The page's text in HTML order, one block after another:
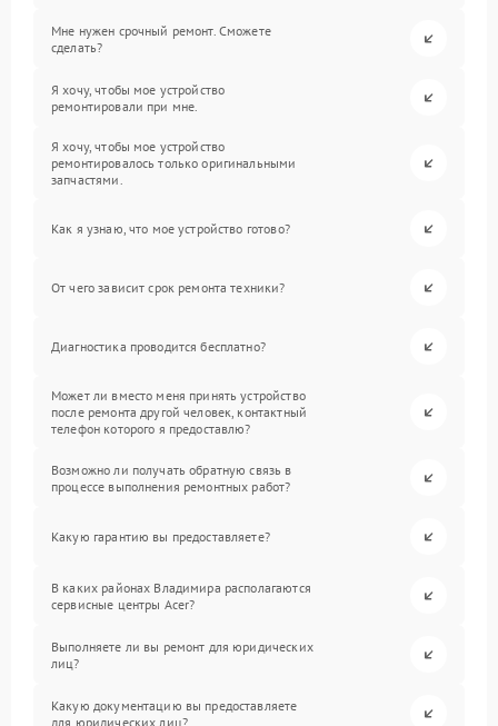
Мне нужен срочный ремонт. Сможете
сделать?
Я хочу, чтобы мое устройство
ремонтировали при мне.
Я хочу, чтобы мое устройство
ремонтировалось только оригинальными
запчастями.
Как я узнаю, что мое устройство готово?
От чего зависит срок ремонта техники?
Диагностика проводится бесплатно?
Может ли вместо меня принять устройство
после ремонта другой человек, контактный
телефон которого я предоставлю?
Возможно ли получать обратную связь в
процессе выполнения ремонтных работ?
Какую гарантию вы предоставляете?
В каких районах Владимира располагаются
сервисные центры Acer?
Выполняете ли вы ремонт для юридических
лиц?
Какую документацию вы предоставляете
для юридических лиц?